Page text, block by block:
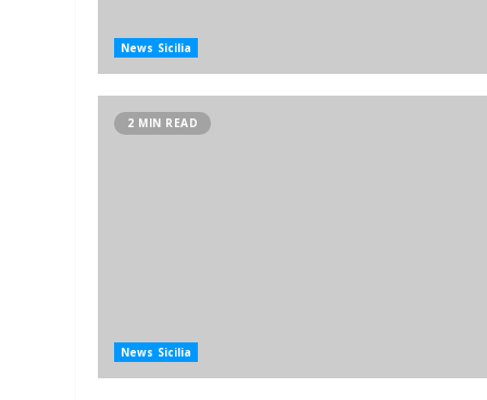
News Sicilia
2 MIN READ
News Sicilia